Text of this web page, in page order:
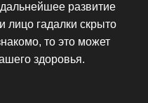
развитие
лицо гадалки скрыто
то это может
здоровья.